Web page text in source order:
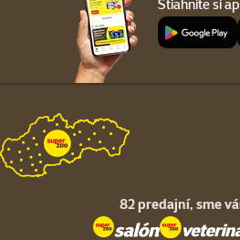
Stiahnite si
82 predajní, sme